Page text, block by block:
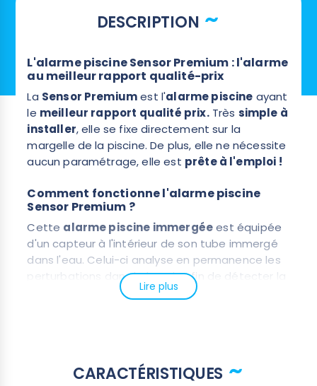
DESCRIPTION
L'alarme piscine Sensor Premium : l'alarme
au meilleur rapport qualité-prix
La Sensor Premiumest l'alarme piscine ayant
le meilleur rapport qualité prix.Très simple à
installer, elle se fixe directement sur la
margelle de la piscine. De plus, elle ne nécessite
aucun paramétrage, elle est prête à l'emploi !
Comment fonctionne l'alarme piscine
Sensor Premium ?
Cette alarme piscine immergéeest équipée
d'un capteur à l'intérieur de son tube immergé
dans l'eau. Celui-ci analyse en permanence les
perturbations dans le bassin afin de détecter la
moindre chute. Si un enfant tombe dans l'eau, le
Bon à savoir :Une alarme piscine (immergée
Lire plus
CARACTÉRISTIQUES